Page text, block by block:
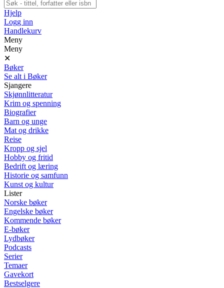
Hjelp
Logg inn
Handlekurv
Meny
Meny
✕
Bøker
Se alt i Bøker
Sjangere
Skjønnlitteratur
Krim og spenning
Biografier
Barn og unge
Mat og drikke
Reise
Kropp og sjel
Hobby og fritid
Bedrift og læring
Historie og samfunn
Kunst og kultur
Lister
Norske bøker
Engelske bøker
Kommende bøker
E-bøker
Lydbøker
Podcasts
Serier
Temaer
Gavekort
Bestselgere